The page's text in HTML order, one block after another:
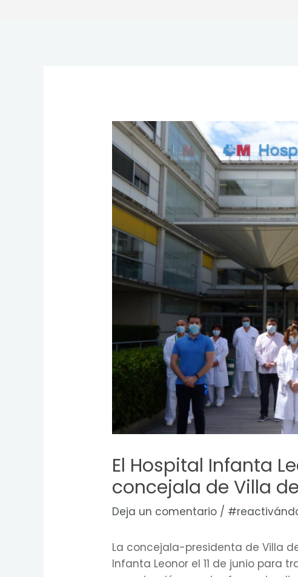
El Hospital Infanta
concejala de Villa
Deja un comentario /
La concejala-presidenta de Villa
Infanta Leonor el 11 de junio para